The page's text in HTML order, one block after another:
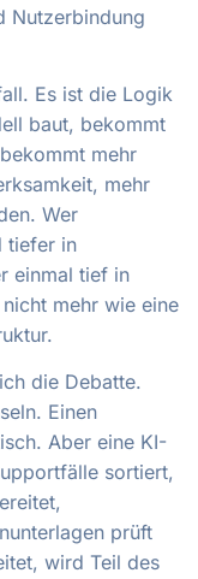
Nutzerbindung
Es ist die Logik
baut, bekommt
mehr
mehr
Wer
tiefer in
einmal tief in
mehr wie eine
die Debatte.
Einen
Aber eine KI-
sortiert,
prüft
wird Teil des